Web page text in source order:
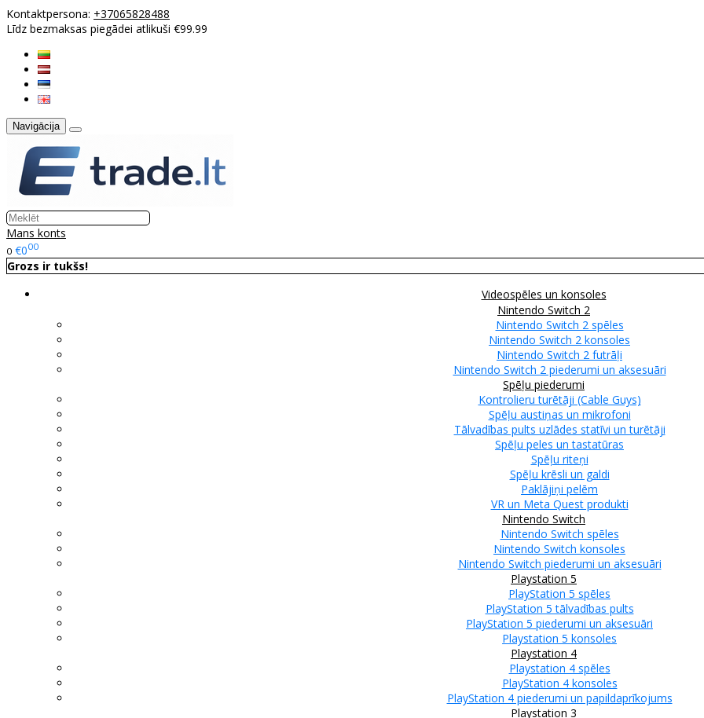
Kontaktpersona: +37065828488
Līdz bezmaksas piegādei atlikuši €99.99
Navigācija
Mans konts
0 €000
Grozs ir tukšs!
Videospēles un konsoles
Nintendo Switch 2
Nintendo Switch 2 spēles
Nintendo Switch 2 konsoles
Nintendo Switch 2 futrāļi
Nintendo Switch 2 piederumi un aksesuāri
Spēļu piederumi
Kontrolieru turētāji (Cable Guys)
Spēļu austiņas un mikrofoni
Tālvadības pults uzlādes statīvi un turētāji
Spēļu peles un tastatūras
Spēļu riteņi
Spēļu krēsli un galdi
Paklājiņi pelēm
VR un Meta Quest produkti
Nintendo Switch
Nintendo Switch spēles
Nintendo Switch konsoles
Nintendo Switch piederumi un aksesuāri
Playstation 5
PlayStation 5 spēles
PlayStation 5 tālvadības pults
PlayStation 5 piederumi un aksesuāri
Playstation 5 konsoles
Playstation 4
Playstation 4 spēles
PlayStation 4 konsoles
PlayStation 4 piederumi un papildaprīkojums
Playstation 3